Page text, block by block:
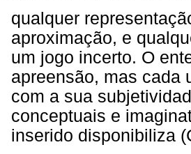
qualquer
aproximação, e
um jogo incerto. O
apreensão, mas cada
com a sua
conceptuais e
inserido disponibiliza